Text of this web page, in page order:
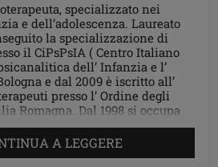
specializzato nei
e dell’adolescenza. Laureato
la specializzazione di
il CiPsPsIA ( Centro Italiano
dell’ Infanzia e l’
e dal 2009 è iscritto all’
presso l’ Ordine degli
Romagna. Dal 1998 si occupa
libero […]
A LEGGERE